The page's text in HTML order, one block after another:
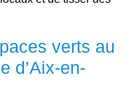
verts au
d’Aix-en-